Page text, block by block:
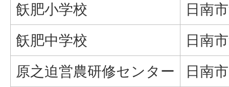
飫肥小学校
日南
飫肥中学校
日南
原之迫営農研修センター
日南